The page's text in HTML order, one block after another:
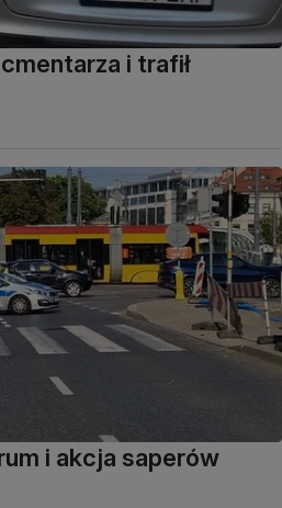
i trafił
i akcja saperów